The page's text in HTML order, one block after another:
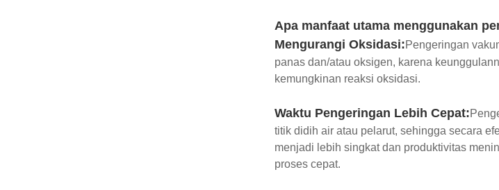
Apa manfaat utama menggunakan
Mengurangi Oksidasi:Pengeringan
panas dan/atau oksigen, karena
kemungkinan reaksi oksidasi.
Waktu Pengeringan Lebih Cepat:
titik didih air atau pelarut, sehingga secara
menjadi lebih singkat dan produktivitas
proses cepat.